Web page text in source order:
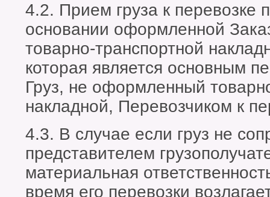
4.2. Прием груза к перевозке
основании оформленной
товарно-транспортной
которая является основным
Груз, не оформленный
накладной, Перевозчиком к
4.3. В случае если груз не
представителем
материальная
время его перевозки